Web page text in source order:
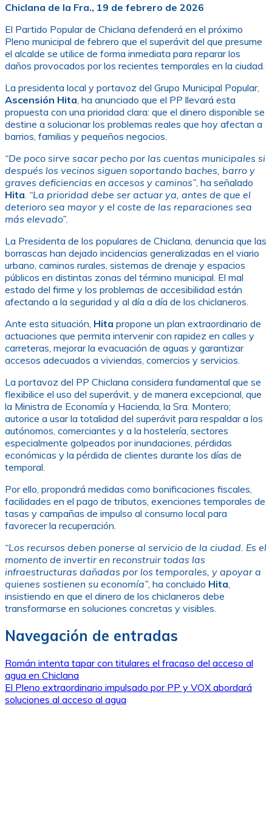
Chiclana de la Fra., 19 de febrero de 2026
El Partido Popular de Chiclana defenderá en el próximo
Pleno municipal de febrero que el superávit del que presume
el alcalde se utilice de forma inmediata para reparar los
daños provocados por los recientes temporales en la ciudad.
La presidenta local y portavoz del Grupo Municipal Popular,
Ascensión Hita , ha anunciado que el PP llevará esta
propuesta con una prioridad clara: que el dinero disponible se
destine a solucionar los problemas reales que hoy afectan a
barrios, familias y pequeños negocios.
“De poco sirve sacar pecho por las cuentas municipales si
después los vecinos siguen soportando baches, barro y
graves deficiencias en accesos y caminos” , ha señalado
Hita “La prioridad debe ser actuar ya, antes de que el
deterioro sea mayor y el coste de las reparaciones sea
más elevado”.
La Presidenta de los populares de Chiclana, denuncia que las
borrascas han dejado incidencias generalizadas en el viario
urbano, caminos rurales, sistemas de drenaje y espacios
públicos en distintas zonas del término municipal. El mal
estado del firme y los problemas de accesibilidad están
afectando a la seguridad y al día a día de los chiclaneros.
Ante esta situación, Hita propone un plan extraordinario de
actuaciones que permita intervenir con rapidez en calles y
carreteras, mejorar la evacuación de aguas y garantizar
accesos adecuados a viviendas, comercios y servicios.
La portavoz del PP Chiclana considera fundamental que se
flexibilice el uso del superávit, y de manera excepcional, que
la Ministra de Economía y Hacienda, la Sra. Montero;
autorice a usar la totalidad del superávit para respaldar a los
autónomos, comerciantes y a la hostelería, sectores
especialmente golpeados por inundaciones, pérdidas
económicas y la pérdida de clientes durante los días de
temporal.
Por ello, propondrá medidas como bonificaciones fiscales,
facilidades en el pago de tributos, exenciones temporales de
tasas y campañas de impulso al consumo local para
favorecer la recuperación.
“Los recursos deben ponerse al servicio de la ciudad. Es el
momento de invertir en reconstruir todas las
infraestructuras dañadas por los temporales, y apoyar a
quienes sostienen su economía” , ha concluido Hita
insistiendo en que el dinero de los chiclaneros debe
transformarse en soluciones concretas y visibles.
Navegación de entradas
Román intenta tapar con titulares el fracaso del acceso al
agua en Chiclana
El Pleno extraordinario impulsado por PP y VOX abordará
soluciones al acceso al agua